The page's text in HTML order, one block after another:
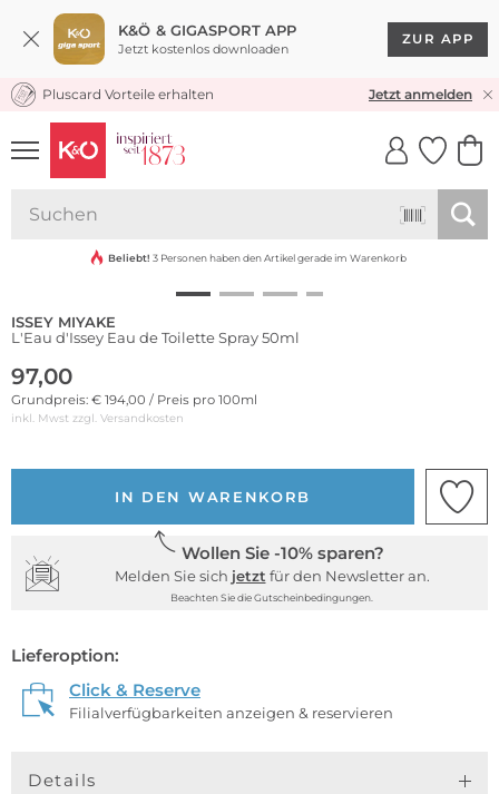
K&Ö & GIGASPORT APP
Jetzt kostenlos downloaden
ZUR APP
KOSTENLOSER VERSAND* & RÜCKVERSAND
Pluscard Vorteile erhalten Jetzt anmelden
UNSERE APP
CLICK &
Beliebt! 3 Personen haben den Artikel gerade im Warenkorb
ISSEY MIYAKE
L'Eau d'Issey Eau de Toilette Spray 50ml
97,00
Grundpreis: € 194,00 / Preis pro 100ml
inkl. Mwst zzgl. Versandkosten
IN DEN WARENKORB
Wollen Sie -10% sparen?
Melden Sie sich jetzt für den Newsletter an.
Beachten Sie die Gutscheinbedingungen.
Lieferoption:
Click & Reserve
Filialverfügbarkeiten anzeigen & reservieren
Details